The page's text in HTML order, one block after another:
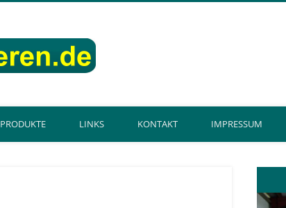
PRODUKTE LINKS KONTAKT IMPRESSUM